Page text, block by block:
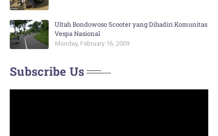
Ultah Bondowoso Scooter yang Dihadiri Komunitas
Vespa Nasional
Monday, February 16, 2009
Subscribe Us